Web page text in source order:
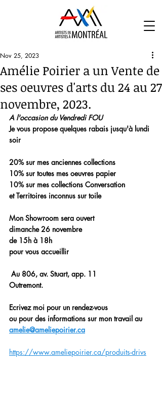
Amélie Poirier a un Vente de
ses oeuvres d'arts du 24 au 27
novembre, 2023.
Nov 25, 2023
A l'occasion du Vendredi FOU
Je vous propose quelques rabais jusqu'à lundi
soir
20% sur mes anciennes collections
10% sur toutes mes oeuvres papier
10% sur mes collections Conversation
et Territoires inconnus sur toile
Mon Showroom sera ouvert
dimanche 26 novembre
de 15h à 18h
pour vous accueillir
Au 806, av. Stuart, app. 11
Outremont.
Ecrivez moi pour un rendez-vous
ou pour des informations sur mon travail au
amelie@ameliepoirier.ca
https://www.ameliepoirier.ca/produits-drivs